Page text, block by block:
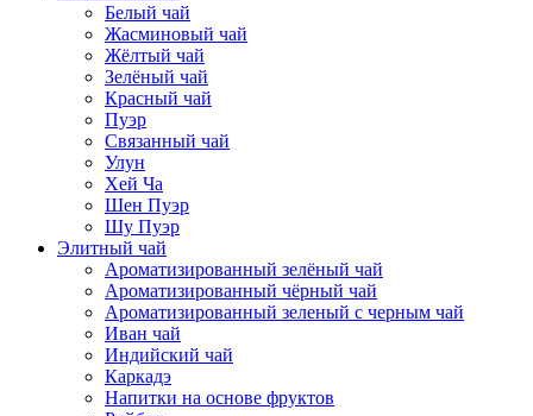
Белый чай
Жасминовый чай
Жёлтый чай
Зелёный чай
Красный чай
Пуэр
Связанный чай
Улун
Хей Ча
Шен Пуэр
Шу Пуэр
Элитный чай
Ароматизированный зелёный чай
Ароматизированный чёрный чай
Ароматизированный зеленый с черным чай
Иван чай
Индийский чай
Каркадэ
Напитки на основе фруктов